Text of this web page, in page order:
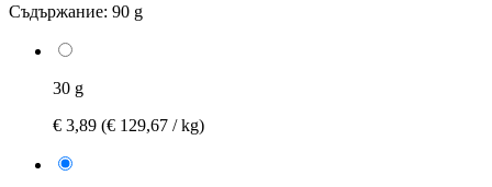
Съдържание: 90 g
30 g
€ 3,89 (€ 129,67 / kg)